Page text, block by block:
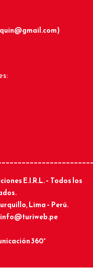
E.I.R.L. – Todos los
Lima – Perú.
info@turiweb.pe
360°